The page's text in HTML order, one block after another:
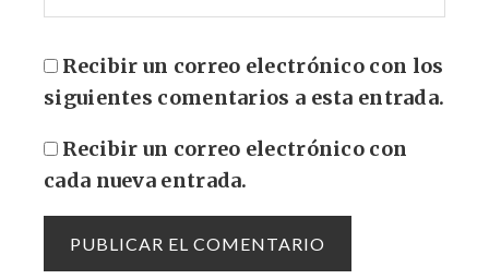
Recibir un correo electrónico con los
siguientes comentarios a esta entrada.
Recibir un correo electrónico con
cada nueva entrada.